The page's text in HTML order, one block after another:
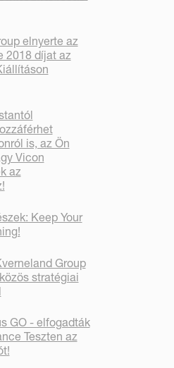
elnyerte az
2018 díjat az
is, az Ön
Vicon
az
Keep Your
Group
stratégiai
GO - elfogadták
Teszten az